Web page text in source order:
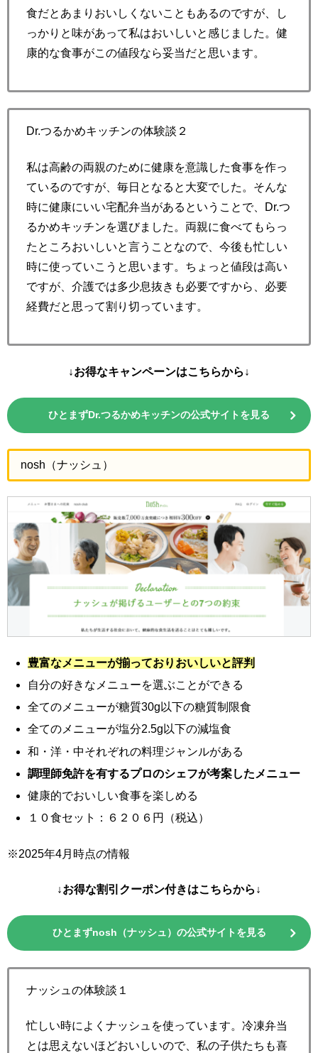
食だとあまりおいしくないこともあるのですが、し
っかりと味があって私はおいしいと感じました。健
康的な食事がこの値段なら妥当だと思います。
Dr.つるかめキッチンの体験談２
私は高齢の両親のために健康を意識した食事を作っ
ているのですが、毎日となると大変でした。そんな
時に健康にいい宅配弁当があるということで、Dr.つ
るかめキッチンを選びました。両親に食べてもらっ
たところおいしいと言うことなので、今後も忙しい
時に使っていこうと思います。ちょっと値段は高い
ですが、介護では多少息抜きも必要ですから、必要
経費だと思って割り切っています。
↓お得なキャンペーンはこちらから↓
ひとまずDr.つるかめキッチンの公式サイトを見る
nosh（ナッシュ）
豊富なメニューが揃っておりおいしいと評判
自分の好きなメニューを選ぶことができる
全てのメニューが糖質30g以下の糖質制限食
全てのメニューが塩分2.5g以下の減塩食
和・洋・中それぞれの料理ジャンルがある
調理師免許を有するプロのシェフが考案したメニュー
健康的でおいしい食事を楽しめる
１０食セット：６２０６円（税込）
※2025年4月時点の情報
↓お得な割引クーポン付きはこちらから↓
ひとまずnosh（ナッシュ）の公式サイトを見る
ナッシュの体験談１
忙しい時によくナッシュを使っています。冷凍弁当
とは思えないほどおいしいので、私の子供たちも喜